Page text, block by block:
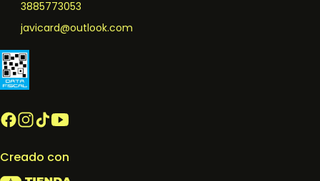
3885773053
javicard@outlook.com
Creado con